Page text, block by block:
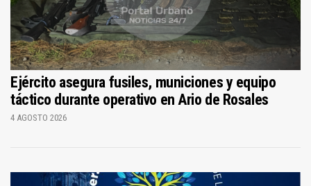
Ejército asegura fusiles, municiones y equipo
táctico durante operativo en Ario de Rosales
4 AGOSTO 2026